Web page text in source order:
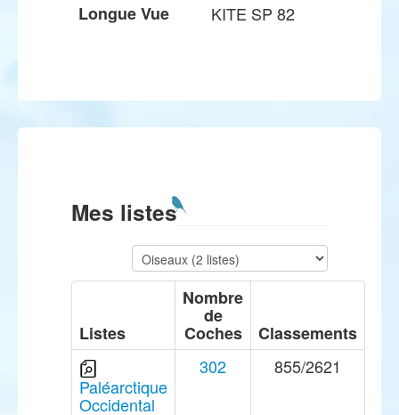
Longue Vue KITE SP 82
Mes listes
Listes
Nombre
de
Coches Classements
Paléarctique
Occidental
302 855/2621